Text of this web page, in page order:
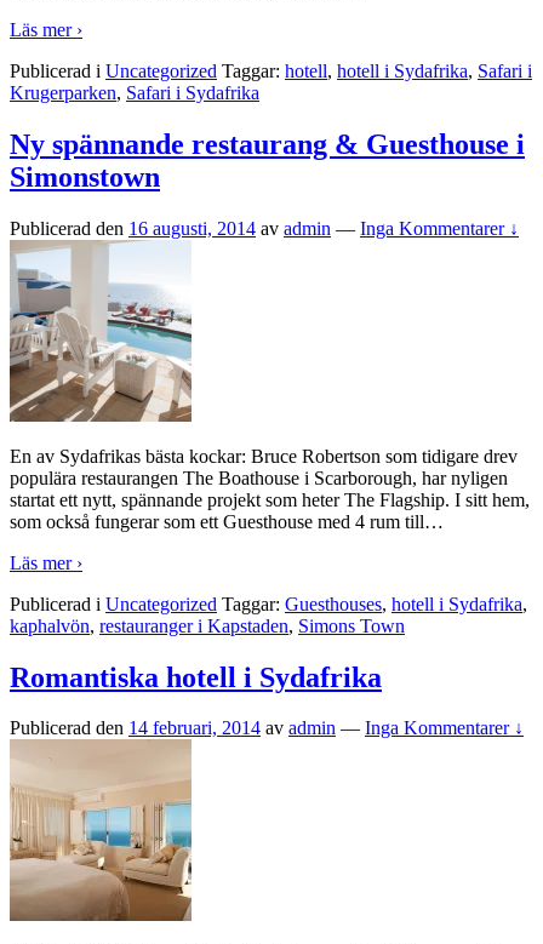
Läs mer ›
Publicerad i Uncategorized Taggar: hotell, hotell i Sydafrika, Safari i
Krugerparken, Safari i Sydafrika
Ny spännande restaurang & Guesthouse i
Simonstown
Publicerad den 16 augusti, 2014 av admin — Inga Kommentarer ↓
En av Sydafrikas bästa kockar: Bruce Robertson som tidigare drev
populära restaurangen The Boathouse i Scarborough, har nyligen
startat ett nytt, spännande projekt som heter The Flagship. I sitt hem,
som också fungerar som ett Guesthouse med 4 rum till…
Läs mer ›
Publicerad i Uncategorized Taggar: Guesthouses, hotell i Sydafrika,
kaphalvön, restauranger i Kapstaden, Simons Town
Romantiska hotell i Sydafrika
Publicerad den 14 februari, 2014 av admin — Inga Kommentarer ↓